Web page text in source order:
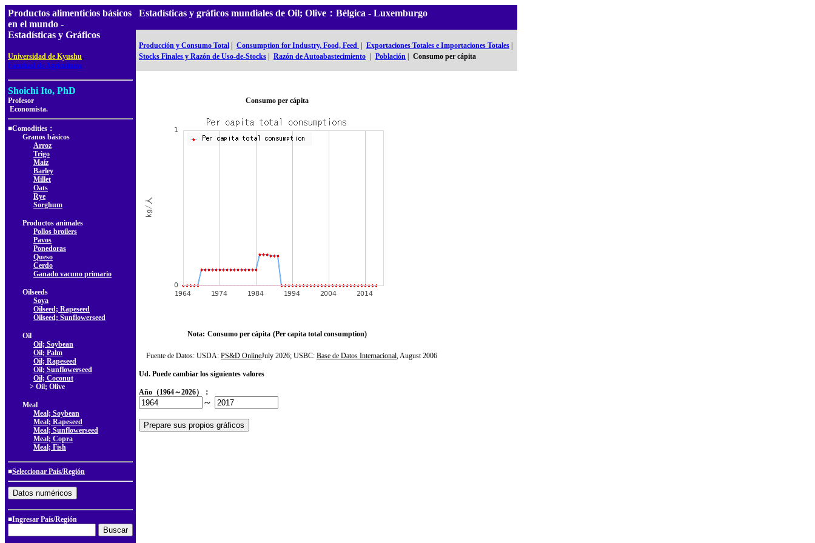
Productos alimenticios básicos
en el mundo -
Estadísticas y Gráficos
Universidad de Kyushu,
Facultad de Agricultura
Shoichi Ito, PhD
Profesor
Economista.
■Comodities：
Granos básicos
Arroz
Trigo
Maíz
Barley
Millet
Oats
Rye
Sorghum
Productos animales
Pollos broilers
Pavos
Ponedoras
Queso
Cerdo
Ganado vacuno primario
Oilseeds
Soya
Oilseed; Rapeseed
Oilseed; Sunflowerseed
Oil
Oil; Soybean
Oil; Palm
Oil; Rapeseed
Oil; Sunflowerseed
Oil; Coconut
> Oil; Olive
Meal
Meal; Soybean
Meal; Rapeseed
Meal; Sunflowerseed
Meal; Copra
Meal; Fish
■Seleccionar País/Región
■Ingresar País/Región
Estadísticas y gráficos mundiales de Oil; Olive：Bélgica - Luxemburgo
Producción y Consumo Total Consumption for Industry, Food, Feed Exportaciones Totales e Importaciones Totales
Stocks Finales y Razón de Uso-de-Stocks
Razón de Autoabastecimiento Población Consumo per cápita
Consumo per cápita
Nota: Consumo per cápita (Per capita total consumption)
Fuente de Datos: USDA: PS&D OnlineJuly 2026; USBC: Base de Datos Internacional, August 2006
Ud. Puede cambiar los siguientes valores
Año（1964～2026）：
～